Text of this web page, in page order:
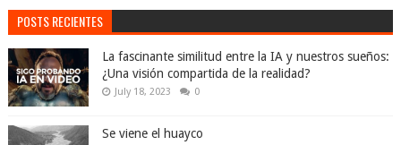
POSTS RECIENTES
La fascinante similitud entre la IA y nuestros sueños:
¿Una visión compartida de la realidad?
July 18, 2023 0
Se viene el huayco